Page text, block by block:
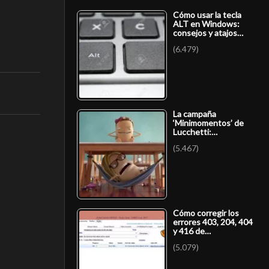
Cómo usar la tecla
ALT en Windows:
consejos y atajos…
(6.479)
La campaña
‘Minimomentos’ de
Lucchetti:…
(5.467)
Cómo corregir los
errores 403, 204, 404
y 416 de…
(5.079)